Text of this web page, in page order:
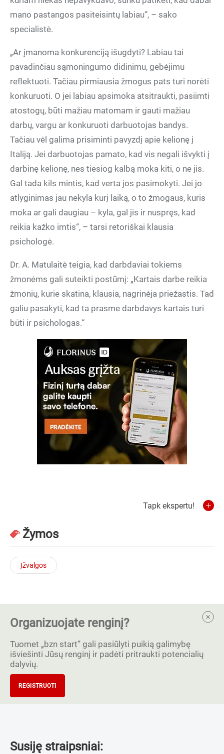
mano pastangos pasiteisintų labiau“, – sako
specialistė.
„Ar įmanoma konkurenciją išugdyti? Labiau tai
pavadinčiau sąmoningumo didinimu, gebėjimu
reflektuoti. Tačiau pirmiausia žmogus pats turi norėti
konkuruoti. O jei labiau apsimoka atsitraukti, pasiimti
atostogų, būti mažiau matomam ir gauti mažiau
darbų, vargu ar konkuruoti darbuotojas bandys.
Tačiau vėl galima prisiminti pavyzdį apie kelionę į
Italiją. Jei darbuotojas pamato, kad vis negali išvykti į
darbinę kelionę, nes tiesiog kalbą moka kiti, o ne jis.
Gal tada kils mintis, kad verta jos pasimokyti. Jei jo
atlyginimas jau nekyla kurį laiką, o to žmogaus, kuris
moka ar gali daugiau – kyla, gal jis ir nuspręs, kad
reikia kažko imtis“, – tarsi retoriškai klausia
psichologė.
Dr. A. Matulaitė teigia, kad darbdaviai tokiems
žmonėms gali suteikti postūmį: „Kartais darbe reikia
žmonių, kurie skatina, klausia, nagrinėja priežastis. Tad
galiu pasakyti, kad ta prasme darbdavys kartais turi
būti ir psichologas.“
Tapk ekspertu!
Žymos
Įžvalgos
Organizuojate renginį?
Tuomet „bzn start” gali pasiūlyti puikią galimybę
išviešinti Jūsų renginį ir padėti pritraukti potencialių
dalyvių.
REGISTRUOTI
Susiję straipsniai: